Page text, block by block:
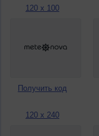
120 x 100
Получить код
120 x 240